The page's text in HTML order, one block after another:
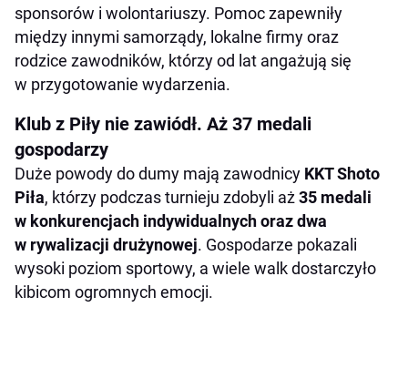
sponsorów i wolontariuszy. Pomoc zapewniły
między innymi samorządy, lokalne firmy oraz
rodzice zawodników, którzy od lat angażują się
w przygotowanie wydarzenia.
Klub z Piły nie zawiódł. Aż 37 medali
gospodarzy
Duże powody do dumy mają zawodnicy KKT Shoto
Piła, którzy podczas turnieju zdobyli aż35 medali
w konkurencjach indywidualnych oraz dwa
w rywalizacji drużynowej. Gospodarze pokazali
wysoki poziom sportowy, a wiele walk dostarczyło
kibicom ogromnych emocji.